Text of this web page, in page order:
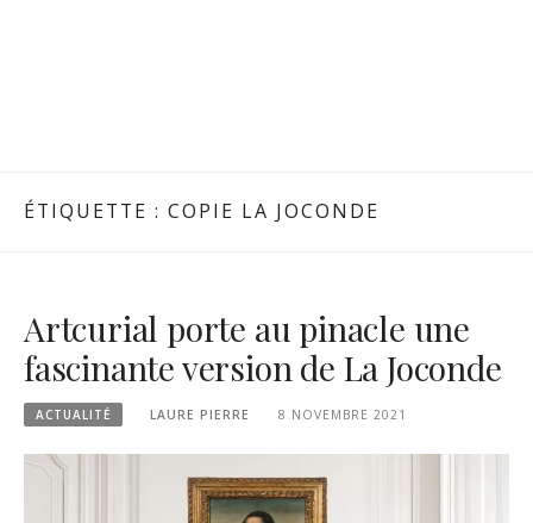
ÉTIQUETTE : COPIE LA JOCONDE
Artcurial porte au pinacle une
fascinante version de La Joconde
ACTUALITÉ LAURE PIERRE 8 NOVEMBRE 2021